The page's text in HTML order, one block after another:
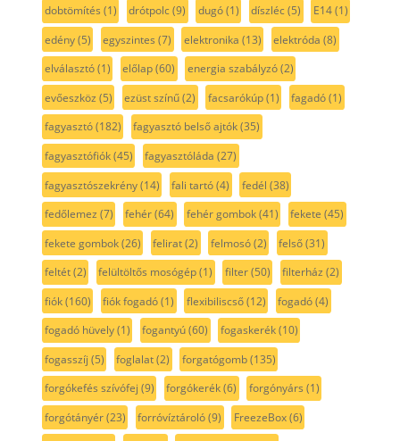
dobtömítés (1) drótpolc(9) dugó(1) díszléc(5) E14(1)
edény(5) egyszintes (7) elektronika (13) elektróda (8)
elválasztó(1) előlap(60) energia szabályzó(2)
evőeszköz (5) ezüst színű(2) facsarókúp(1) fagadó(1)
fagyasztó(182) fagyasztó belső ajtók(35)
fagyasztófiók(45) fagyasztóláda (27)
fagyasztószekrény(14) fali tartó(4) fedél (38)
fedőlemez (7) fehér(64) fehér gombok(41) fekete (45)
fekete gombok(26) felirat(2) felmosó(2) felső(31)
feltét(2) felültöltős mosógép(1) filter(50) filterház (2)
fiók(160) fiók fogadó(1) flexibiliscső(12) fogadó(4)
fogadó hüvely(1) fogantyú(60) fogaskerék(10)
fogasszíj (5) foglalat(2) forgatógomb(135)
forgókefés szívófej (9) forgókerék(6) forgónyárs (1)
forgótányér(23) forróvíztároló(9) FreezeBox(6)